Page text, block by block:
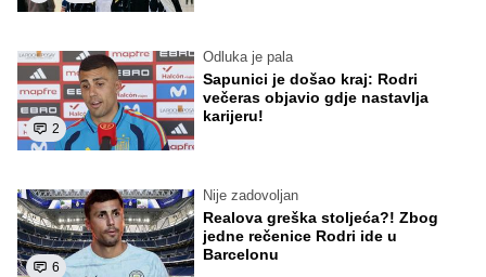
2
Odluka je pala
Sapunici je došao kraj: Rodri
večeras objavio gdje nastavlja
karijeru!
6
Nije zadovoljan
Realova greška stoljeća?! Zbog
jedne rečenice Rodri ide u
Barcelonu